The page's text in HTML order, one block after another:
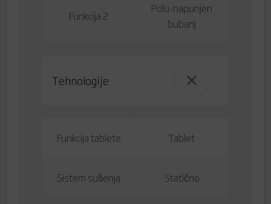
Funkcija 2
Polu-napunjen
bubanj
Tehnologije
Funkcija tablete Tablet
Sistem sušenja Statično